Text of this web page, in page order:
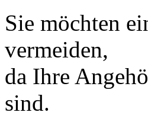
Sie möchten
vermeiden,
da Ihre
sind.